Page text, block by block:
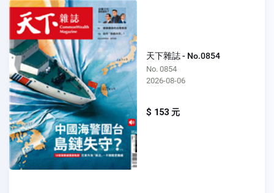
天下雜誌 - No.0854
No. 0854
2026-08-06
$ 153 元